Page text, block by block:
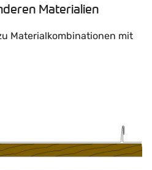
Materialien
Materialkombinationen mit